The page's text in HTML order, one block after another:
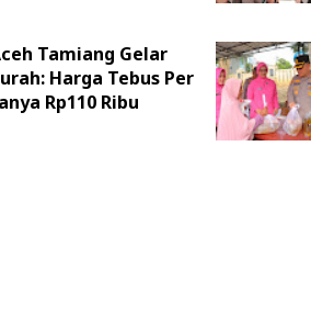
Tamiang Gelar
Harga Tebus Per
Rp110 Ribu